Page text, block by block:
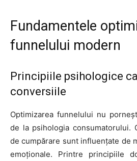
Fundamentele
funnelului modern
Principiile psihologice
conversiile
Optimizarea funnelului nu
de la psihologia consumatorului.
de cumpărare sunt influențate de
emoționale. Printre principiile